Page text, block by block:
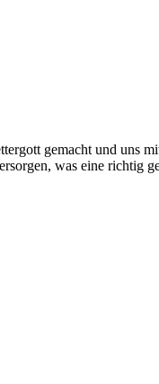
gemacht und uns
was eine richtig